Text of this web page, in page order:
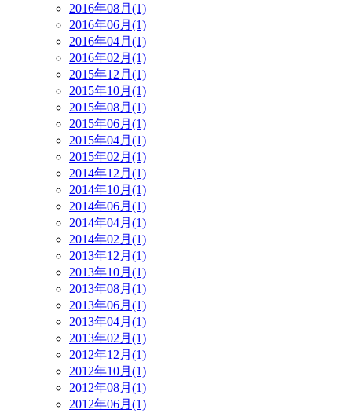
2016年08月(1)
2016年06月(1)
2016年04月(1)
2016年02月(1)
2015年12月(1)
2015年10月(1)
2015年08月(1)
2015年06月(1)
2015年04月(1)
2015年02月(1)
2014年12月(1)
2014年10月(1)
2014年06月(1)
2014年04月(1)
2014年02月(1)
2013年12月(1)
2013年10月(1)
2013年08月(1)
2013年06月(1)
2013年04月(1)
2013年02月(1)
2012年12月(1)
2012年10月(1)
2012年08月(1)
2012年06月(1)